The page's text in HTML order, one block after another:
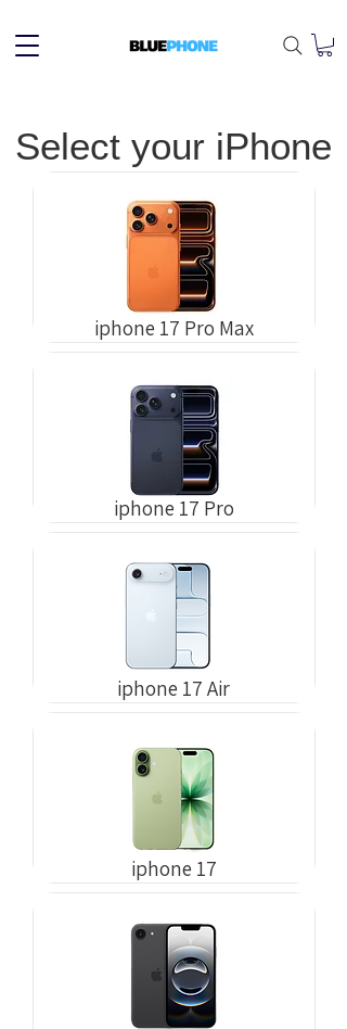
Select your iPhone
iphone 17 Pro Max
iphone 17 Pro
iphone 17 Air
iphone 17